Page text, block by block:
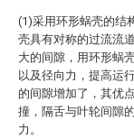
(1)采用环形蜗壳的结
壳具有对称的过流流
大的间隙，用环形蜗
以及径向力，提高运
的间隙增加了，其优
撞，隔舌与叶轮间隙
力。